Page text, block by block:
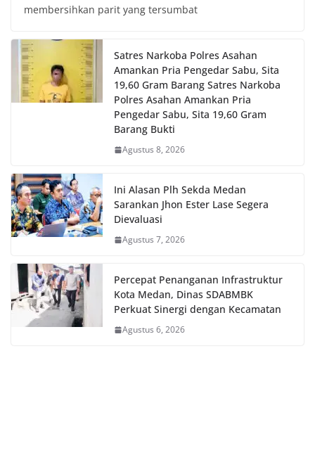
membersihkan parit yang tersumbat
Satres Narkoba Polres Asahan
Amankan Pria Pengedar Sabu, Sita
19,60 Gram Barang Satres Narkoba
Polres Asahan Amankan Pria
Pengedar Sabu, Sita 19,60 Gram
Barang Bukti
Agustus 8, 2026
Ini Alasan Plh Sekda Medan
Sarankan Jhon Ester Lase Segera
Dievaluasi
Agustus 7, 2026
Percepat Penanganan Infrastruktur
Kota Medan, Dinas SDABMBK
Perkuat Sinergi dengan Kecamatan
Agustus 6, 2026